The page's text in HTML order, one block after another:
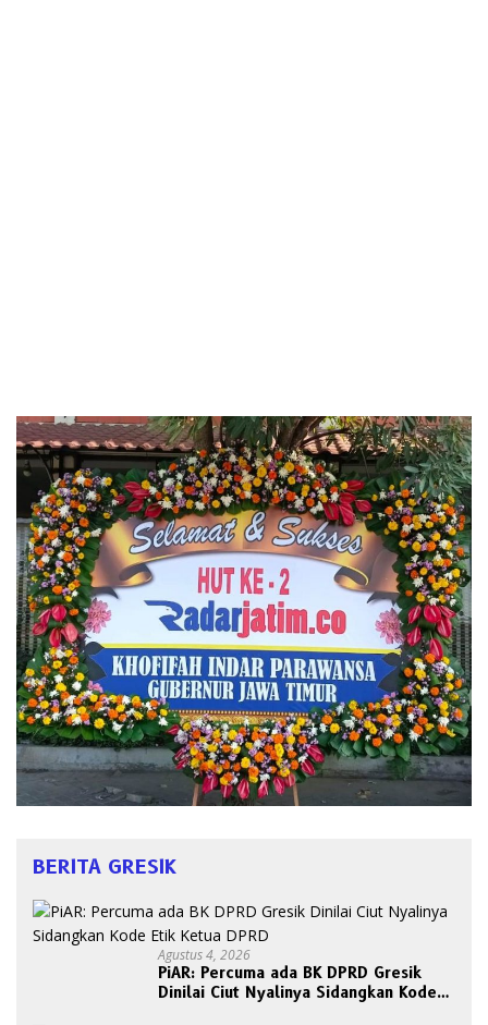
BERITA GRESIK
Agustus 4, 2026
PiAR: Percuma ada BK DPRD Gresik
Dinilai Ciut Nyalinya Sidangkan Kode